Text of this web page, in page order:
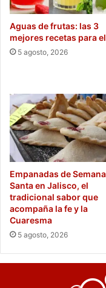
Aguas de frutas: las 3
mejores recetas para
5 agosto, 2026
Empanadas de Semana
Santa en Jalisco, el
tradicional sabor que
acompaña la fe y la
Cuaresma
5 agosto, 2026